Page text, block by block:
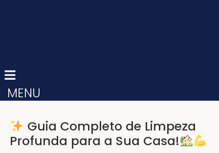
MENU
Guia Completo de Limpeza
Profunda para a Sua Casa!